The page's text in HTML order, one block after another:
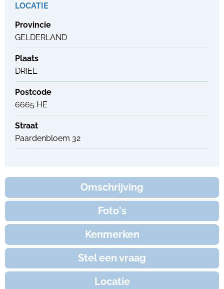
LOCATIE
Provincie
GELDERLAND
Plaats
DRIEL
Postcode
6665 HE
Straat
Paardenbloem 32
Omschrijving
Foto's
Kenmerken
Stel een vraag
Locatie